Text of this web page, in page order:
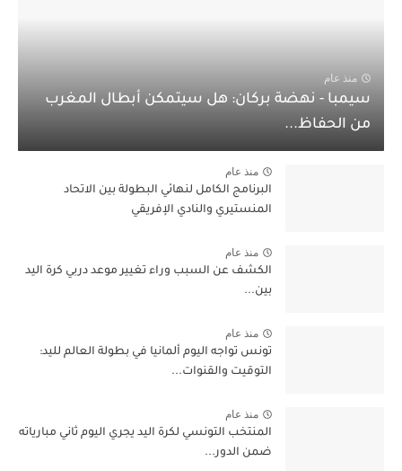
منذ عام
سيمبا - نهضة بركان: هل سيتمكن أبطال المغرب
من الحفاظ...
منذ عام
البرنامج الكامل لنهائي البطولة بين الاتحاد
المنستيري والنادي الإفريقي
منذ عام
الكشف عن السبب وراء تغيير موعد دربي كرة اليد
بين...
منذ عام
تونس تواجه اليوم ألمانيا في بطولة العالم لليد:
التوقيت والقنوات...
منذ عام
المنتخب التونسي لكرة اليد يجري اليوم ثاني مبارياته
ضمن الدور...